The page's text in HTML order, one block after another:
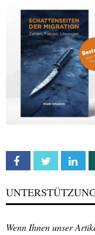
Facebook Twitter
Wenn Ihnen unser